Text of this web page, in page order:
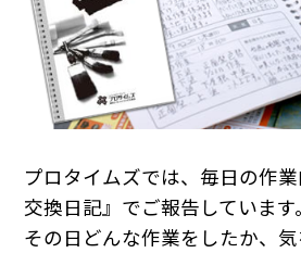
プロタイムズでは、毎日の作
交換日記』でご報告しています。
その日どんな作業をしたか、